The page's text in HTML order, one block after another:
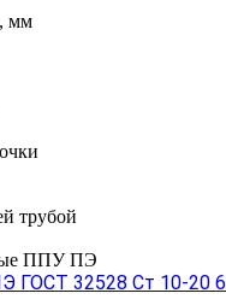
мм
трубой
ППУ ПЭ
ГОСТ 32528 Ст 10-20